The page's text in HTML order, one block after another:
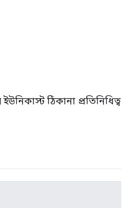
ঠিকানা প্রতিনিধিত্ব